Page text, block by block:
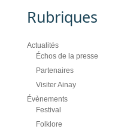
Rubriques
Actualités
Échos de la presse
Partenaires
Visiter Ainay
Évènements
Festival
Folklore